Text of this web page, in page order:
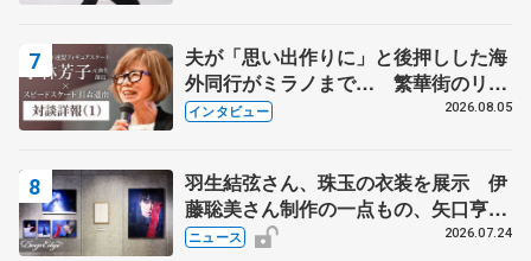
夫が「思い出作りに」と後押しした海
外同行がミラノまで… 繁華街のリン
クでは不良のお兄さんも味方に 小林
インタビュー 2026.08.05
羽生結弦さん、珠玉の衣装を展示 伊
藤聡美さん制作の一点もの、矢口亨さ
んが撮影
ニュース 2026.07.24